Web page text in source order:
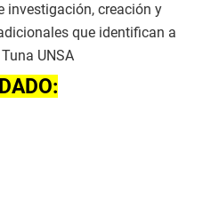
investigación, creación y
que identifican a
UNSA